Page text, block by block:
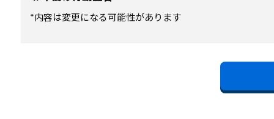
*内容は変更になる可能性があります